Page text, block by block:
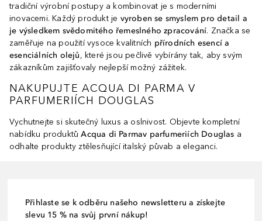
tradiční výrobní postupy a kombinovat je s moderními
inovacemi. Každý produkt je vyroben se smyslem pro detail a
je výsledkem svědomitého řemeslného zpracování. Značka se
zaměřuje na použití vysoce kvalitních přírodních esencí a
esenciálních olejů, které jsou pečlivě vybírány tak, aby svým
zákazníkům zajišťovaly nejlepší možný zážitek.
NAKUPUJTE ACQUA DI PARMA V
PARFUMERIÍCH DOUGLAS
Vychutnejte si skutečný luxus a oslnivost. Objevte kompletní
nabídku produktůAcqua di Parmav parfumeriích Douglas a
odhalte produkty ztělesňující italský půvab a eleganci.
Přihlaste se k odběru našeho newsletteru a získejte
slevu 15 % na svůj první nákup!